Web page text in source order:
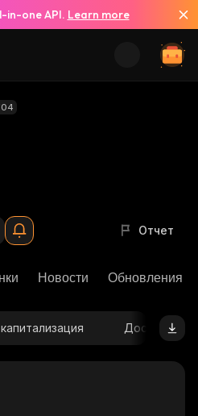
in-one API. Learn more
Отчет
Новости Обновления
Доступное